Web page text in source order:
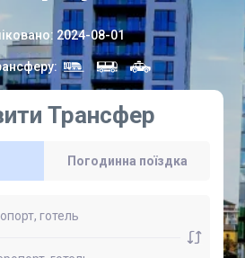
: 2024-08-01
:
Трансфер
Погодинна поїздка